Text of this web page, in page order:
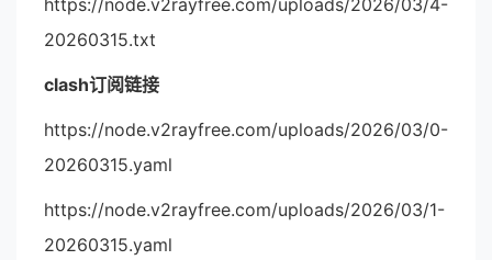
https://node.v2rayfree.com/uploads/2026/03/4-
20260315.txt
clash订阅链接
https://node.v2rayfree.com/uploads/2026/03/0-
20260315.yaml
https://node.v2rayfree.com/uploads/2026/03/1-
20260315.yaml